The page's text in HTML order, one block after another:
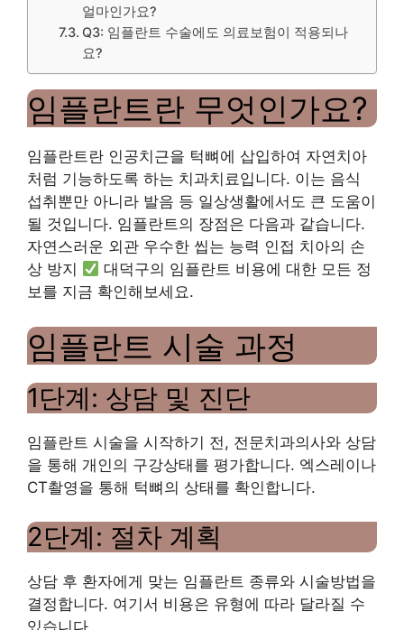
얼마인가요?
Q3: 임플란트 수술에도 의료보험이 적용되나
요?
임플란트란 무엇인가요?
임플란트란 인공치근을 턱뼈에 삽입하여 자연치아
처럼 기능하도록 하는 치과치료입니다. 이는 음식
섭취뿐만 아니라 발음 등 일상생활에서도 큰 도움이
될 것입니다. 임플란트의 장점은 다음과 같습니다.
자연스러운 외관 우수한 씹는 능력 인접 치아의 손
상 방지
대덕구의 임플란트 비용에 대한 모든 정
보를 지금 확인해보세요.
임플란트 시술 과정
1단계: 상담 및 진단
임플란트 시술을 시작하기 전, 전문치과의사와 상담
을 통해 개인의 구강상태를 평가합니다. 엑스레이나
CT촬영을 통해 턱뼈의 상태를 확인합니다.
2단계: 절차 계획
상담 후 환자에게 맞는 임플란트 종류와 시술방법을
결정합니다. 여기서 비용은 유형에 따라 달라질 수
있습니다.